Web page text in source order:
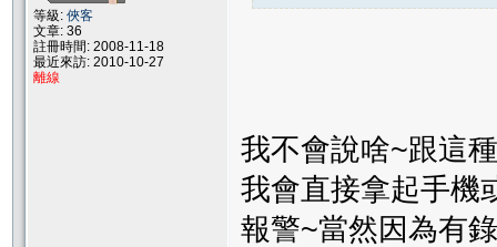
等級: 俠客
文章: 36
註冊時間: 2008-11-18
最近來訪: 2010-10-27
離線
我不會說啥~跟這
我會直接拿起手機
報警~當然因為有